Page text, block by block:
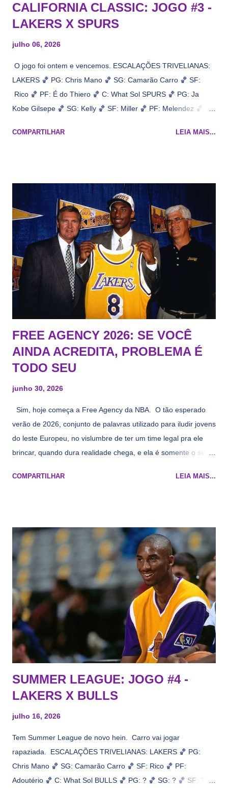
CALIFORNIA CLASSIC: JOGO #3 -
LAKERS X SPURS
julho 06, 2026
O jogo foi ontem e vencemos. ESCALAÇÕES TRIVELIANAS:
LAKERS 🏀 PG: Chris Mano 🏀 SG: Camarão Carro 🏀 SF:
Rico 🏀 PF: É do Thiero 🏀 C: What Sol SPURS 🏀 PG: Ja
Kobe Gilsepe 🏀 SG: Kelly 🏀 SF: Miller 🏀 PF: Melendez 🏀 C:
Na quadra Transmissão: NBA League Pass
COMPARTILHAR LEIA MAIS...
FREE AGENCY 2026: SE VOCÊ
AINDA ACREDITA, PROBLEMA É
TODO SEU
junho 30, 2026
Sim, hoje começa a Free Agency da NBA. O tão esperado
verão de 2026, conjunto de palavras utilizado para iludir jovens
do leste Europeu, no vislumbre de ter um time legal pra ele
brincar, quando dura realidade chega, e ela é somente o seu
cara de decrépito, mas que aparentemente ainda é jovem.
vezes a gente esquece mesmo. Então, como diria o Marcelo
Tas no Telecurso 2000 , É HORA DA REVISÃO! Ah, e quase
todos esses nomes foram linkados ao Lakers. Se de fato há o
interesse, não importa, o nosso compromisso é sempre com a
informação, a veracidade vem depois. E do Lakers hein? Até
agora nada de Ruim Hachaomuro (dizem que Nets tem
interesse) e LeBrão James - esse sendo assediado pelo
Draymond Green enquanto chora pro Cavs contrat...
COMPARTILHAR LEIA MAIS...
SUMMER LEAGUE: JOGO #4 -
LAKERS X BULLS
julho 16, 2026
Tem Summer League de novo hein. Carro vai jogar
rapaziada. ESCALAÇÕES TRIVELIANAS: LAKERS 🏀 PG:
Chris Mano 🏀 SG: Camarão Carro 🏀 SF: Rico 🏀 PF:
Adoutério 🏀 C: What Sol BULLS 🏀 PG: ? 🏀 SG: ? 🏀 SF: ? 🏀